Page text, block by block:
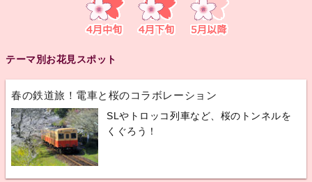
テーマ別お花見スポット
春の鉄道旅！電車と桜のコラボレーション
SLやトロッコ列車など、桜のトンネルを
くぐろう！